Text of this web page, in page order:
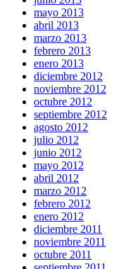
mayo 2013
abril 2013
marzo 2013
febrero 2013
enero 2013
diciembre 2012
noviembre 2012
octubre 2012
septiembre 2012
agosto 2012
julio 2012
junio 2012
mayo 2012
abril 2012
marzo 2012
febrero 2012
enero 2012
diciembre 2011
noviembre 2011
octubre 2011